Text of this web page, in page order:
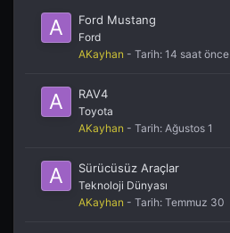
Ford Mustang
Ford
AKayhan - Tarih: 14 saat önce
RAV4
Toyota
AKayhan - Tarih: Ağustos 1
Sürücüsüz Araçlar
Teknoloji Dünyası
AKayhan - Tarih: Temmuz 30